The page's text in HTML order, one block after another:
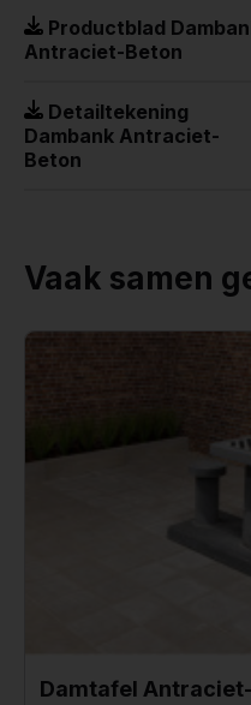
Productblad
Antraciet-Beton
Detailtekening
Dambank Antraciet-
Beton
Vaak samen
Damtafel